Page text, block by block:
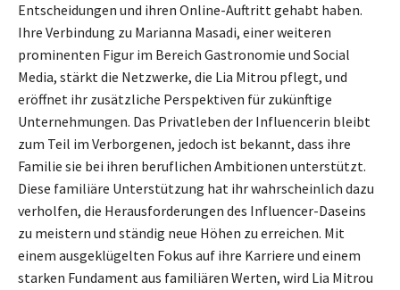
Entscheidungen und ihren Online-Auftritt gehabt haben.
Ihre Verbindung zu Marianna Masadi, einer weiteren
prominenten Figur im Bereich Gastronomie und Social
Media, stärkt die Netzwerke, die Lia Mitrou pflegt, und
eröffnet ihr zusätzliche Perspektiven für zukünftige
Unternehmungen. Das Privatleben der Influencerin bleibt
zum Teil im Verborgenen, jedoch ist bekannt, dass ihre
Familie sie bei ihren beruflichen Ambitionen unterstützt.
Diese familiäre Unterstützung hat ihr wahrscheinlich dazu
verholfen, die Herausforderungen des Influencer-Daseins
zu meistern und ständig neue Höhen zu erreichen. Mit
einem ausgeklügelten Fokus auf ihre Karriere und einem
starken Fundament aus familiären Werten, wird Lia Mitrou